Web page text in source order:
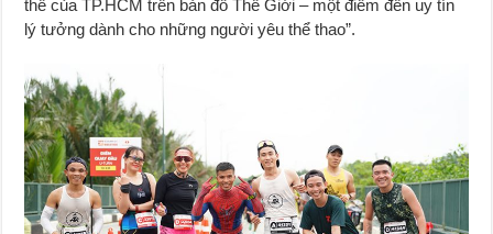
thế của TP.HCM trên bản đồ Thế Giới – một điểm đến uy tín
lý tưởng dành cho những người yêu thể thao”.